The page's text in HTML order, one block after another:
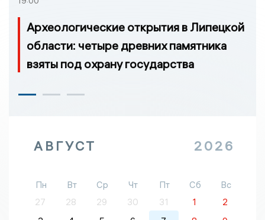
Археологические открытия в Липецкой
области: четыре древних памятника
взяты под охрану государства
АВГУСТ 2026
Пн Вт Ср Чт Пт Сб
Вс
27
28 29 30 31 1
2